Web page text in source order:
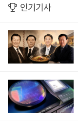
인기기사